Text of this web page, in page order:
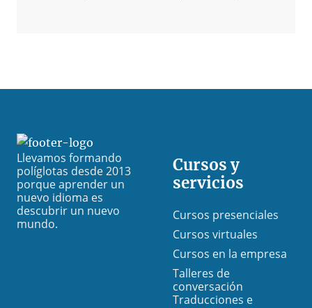
Llevamos formando
políglotas desde 2013
porque aprender un
nuevo idioma es
descubrir un nuevo
mundo.
Cursos y
servicios
Cursos presenciales
Cursos virtuales
Cursos en la empresa
Talleres de
conversación
Traducciones e